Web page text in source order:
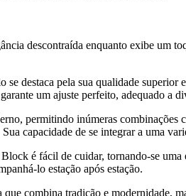
descontraída enquanto exibe um
destaca pela sua qualidade
um ajuste perfeito, adequado a
permitindo inúmeras
capacidade de se integrar a uma
é fácil de cuidar, tornando-se
lo estação após estação.
combina tradição e modernidade,